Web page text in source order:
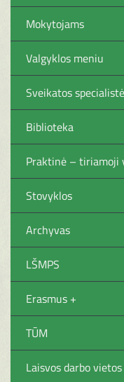
Mokytojams
Valgyklos meniu
Sveikatos specialistė
Biblioteka
Praktinė – tiriamoji
Stovyklos
Archyvas
LŠMPS
Erasmus +
TŪM
Laisvos darbo vietos